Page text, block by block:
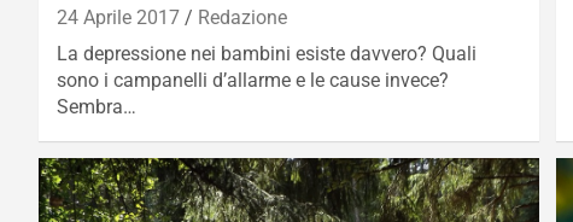
24 Aprile 2017
Redazione
La depressione nei bambini esiste davvero? Quali
sono i campanelli d’allarme e le cause invece?
Sembra…